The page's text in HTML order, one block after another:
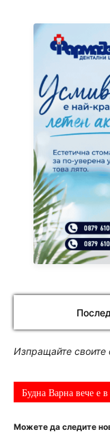
Изпращайте своите
Будна Варна вече е
Можете да следите